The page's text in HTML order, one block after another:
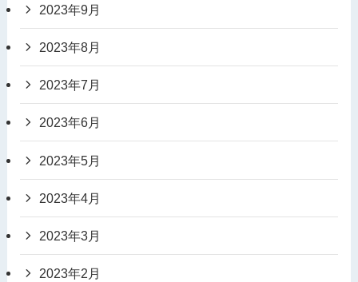
2023年9月
2023年8月
2023年7月
2023年6月
2023年5月
2023年4月
2023年3月
2023年2月